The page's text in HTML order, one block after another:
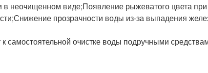
в неочищенном виде;Появление рыжеватого цвета
прозрачности воды из-за выпадения
самостоятельной очистке воды подручными